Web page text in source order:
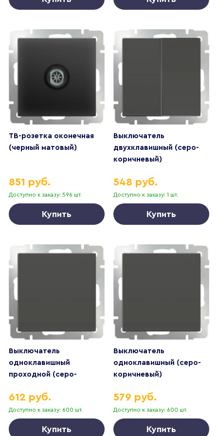
ТВ-розетка оконечная
(черный матовый)
Доступно к заказу: 596 шт.
851 руб.
Купить
Выключатель
двухклавишный (серо-
коричневый)
Доступно к заказу: 1 шт.
548 руб.
Купить
Выключатель
одноклавишный
проходной (серо-
Доступно к заказу: 600 шт.
612 руб.
Купить
Выключатель
одноклавишный (серо-
коричневый)
Доступно к заказу: 600 шт.
579 руб.
Купить